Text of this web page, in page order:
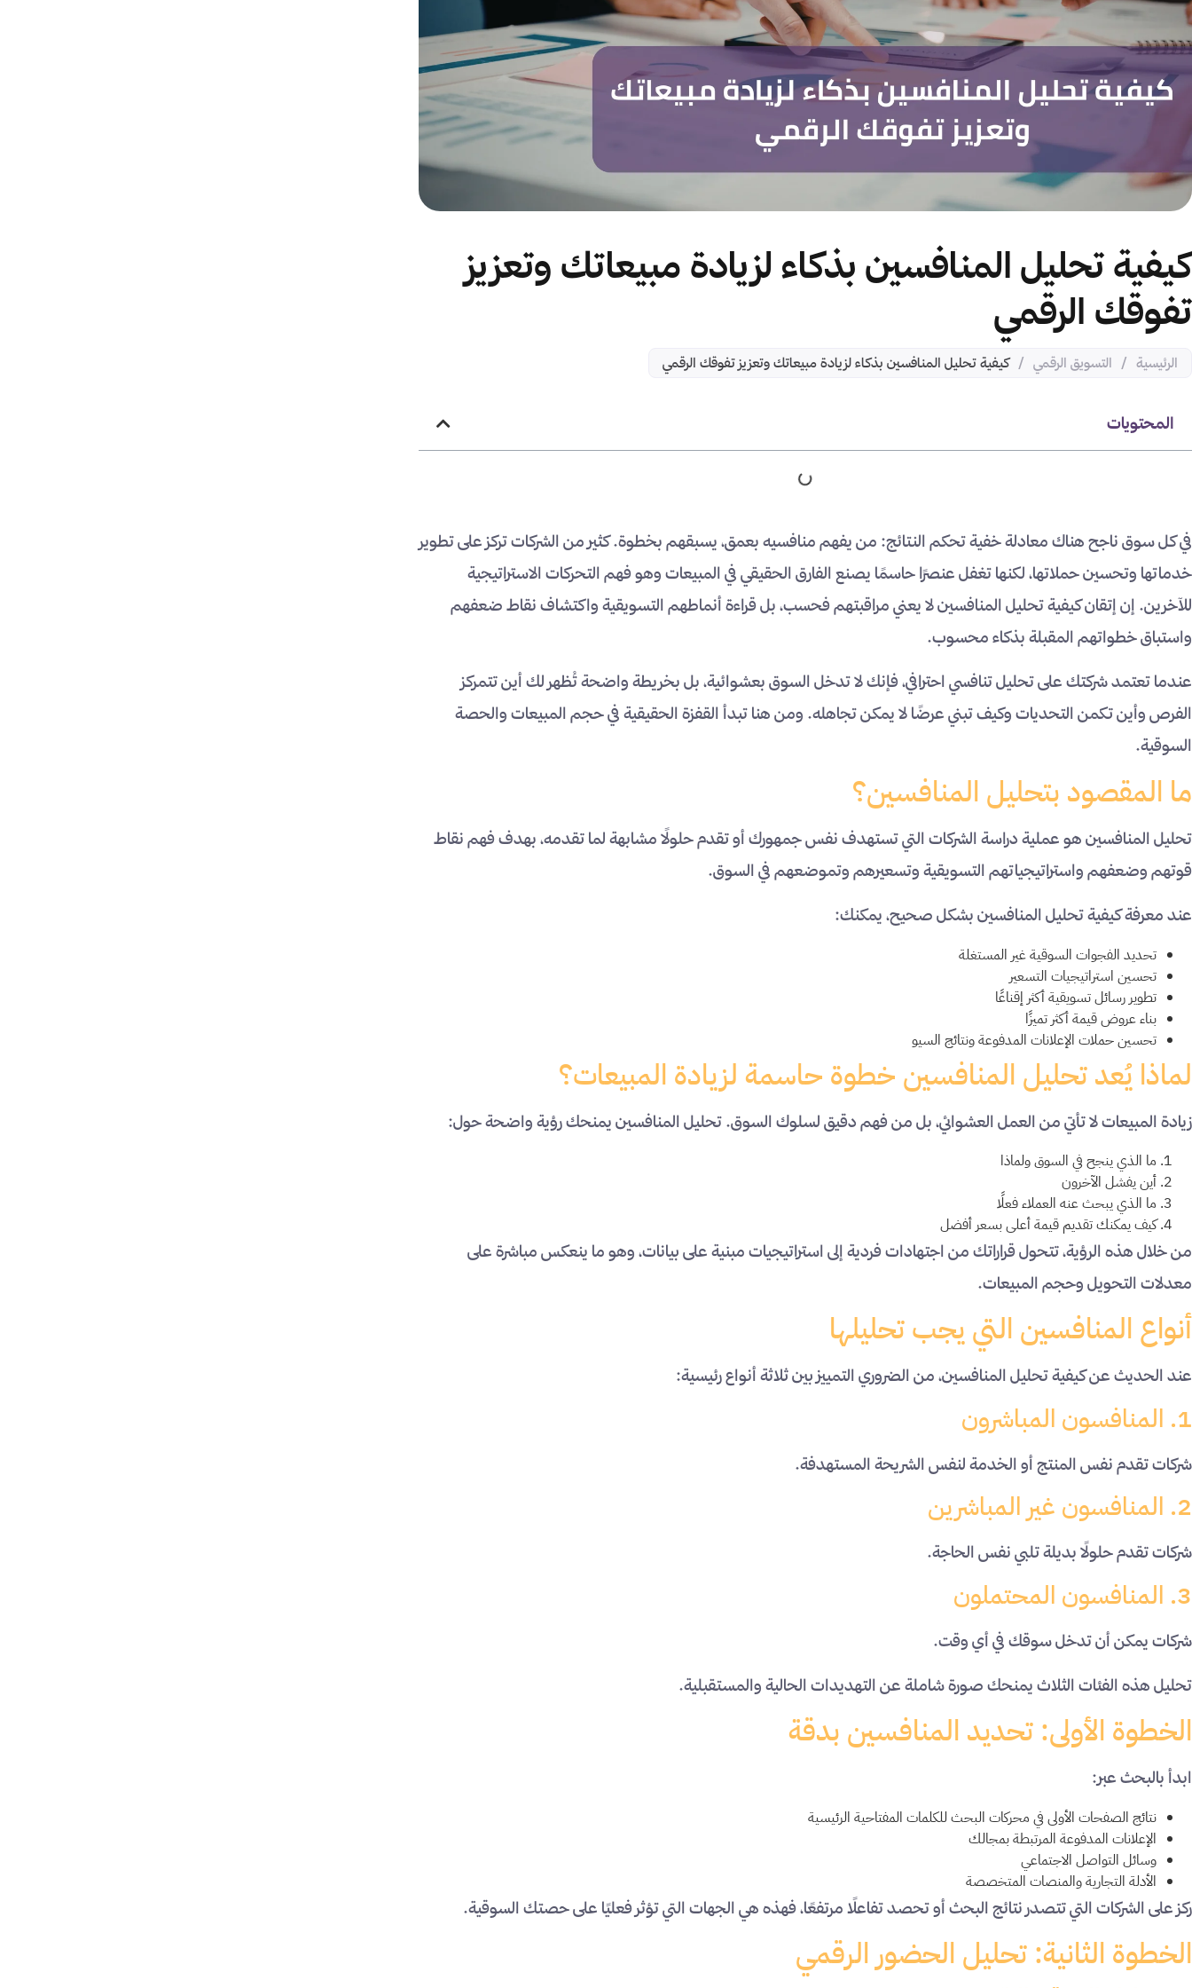
كيفية تحليل المنافسين بذكاء لزيادة مبيعاتك وتعزيز
تفوقك الرقمي
الرئيسية / التسويق الرقمي / كيفية تحليل المنافسين بذكاء لزيادة مبيعاتك وتعزيز تفوقك الرقمي
المحتويات
في كل سوق ناجح هناك معادلة خفية تحكم النتائج: من يفهم منافسيه بعمق، يسبقهم بخطوة. كثير من الشركات تركز على تطوير
خدماتها وتحسين حملاتها، لكنها تغفل عنصرًا حاسمًا يصنع الفارق الحقيقي في المبيعات وهو فهم التحركات الاستراتيجية
للآخرين. إن إتقان كيفية تحليل المنافسين لا يعني مراقبتهم فحسب، بل قراءة أنماطهم التسويقية واكتشاف نقاط ضعفهم
واستباق خطواتهم المقبلة بذكاء محسوب.
عندما تعتمد شركتك على تحليل تنافسي احترافي، فإنك لا تدخل السوق بعشوائية، بل بخريطة واضحة تُظهر لك أين تتمركز
الفرص وأين تكمن التحديات وكيف تبني عرضًا لا يمكن تجاهله. ومن هنا تبدأ القفزة الحقيقية في حجم المبيعات والحصة
السوقية.
ما المقصود بتحليل المنافسين؟
تحليل المنافسين هو عملية دراسة الشركات التي تستهدف نفس جمهورك أو تقدم حلولًا مشابهة لما تقدمه، بهدف فهم نقاط
قوتهم وضعفهم واستراتيجياتهم التسويقية وتسعيرهم وتموضعهم في السوق.
عند معرفة كيفية تحليل المنافسين بشكل صحيح، يمكنك:
تحديد الفجوات السوقية غير المستغلة
تحسين استراتيجيات التسعير
تطوير رسائل تسويقية أكثر إقناعًا
بناء عروض قيمة أكثر تميزًا
تحسين حملات الإعلانات المدفوعة ونتائج السيو
لماذا يُعد تحليل المنافسين خطوة حاسمة لزيادة المبيعات؟
زيادة المبيعات لا تأتي من العمل العشوائي، بل من فهم دقيق لسلوك السوق. تحليل المنافسين يمنحك رؤية واضحة حول:
ما الذي ينجح في السوق ولماذا
أين يفشل الآخرون
ما الذي يبحث عنه العملاء فعلًا
كيف يمكنك تقديم قيمة أعلى بسعر أفضل
من خلال هذه الرؤية، تتحول قراراتك من اجتهادات فردية إلى استراتيجيات مبنية على بيانات، وهو ما ينعكس مباشرة على
معدلات التحويل وحجم المبيعات.
أنواع المنافسين التي يجب تحليلها
عند الحديث عن كيفية تحليل المنافسين، من الضروري التمييز بين ثلاثة أنواع رئيسية:
1. المنافسون المباشرون
شركات تقدم نفس المنتج أو الخدمة لنفس الشريحة المستهدفة.
2. المنافسون غير المباشرين
شركات تقدم حلولًا بديلة تلبي نفس الحاجة.
3. المنافسون المحتملون
شركات يمكن أن تدخل سوقك في أي وقت.
تحليل هذه الفئات الثلاث يمنحك صورة شاملة عن التهديدات الحالية والمستقبلية.
الخطوة الأولى: تحديد المنافسين بدقة
ابدأ بالبحث عبر:
نتائج الصفحات الأولى في محركات البحث للكلمات المفتاحية الرئيسية
الإعلانات المدفوعة المرتبطة بمجالك
وسائل التواصل الاجتماعي
الأدلة التجارية والمنصات المتخصصة
ركز على الشركات التي تتصدر نتائج البحث أو تحصد تفاعلًا مرتفعًا، فهذه هي الجهات التي تؤثر فعليًا على حصتك السوقية.
الخطوة الثانية: تحليل الحضور الرقمي